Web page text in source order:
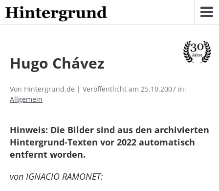
Skip
to
content
Hugo Chávez
Von Hintergrund.de | Veröffentlicht am 25.10.2007 in:
Allgemein
Hinweis: Die Bilder sind aus den archivierten
Hintergrund-Texten vor 2022 automatisch
entfernt worden.
von IGNACIO RAMONET: